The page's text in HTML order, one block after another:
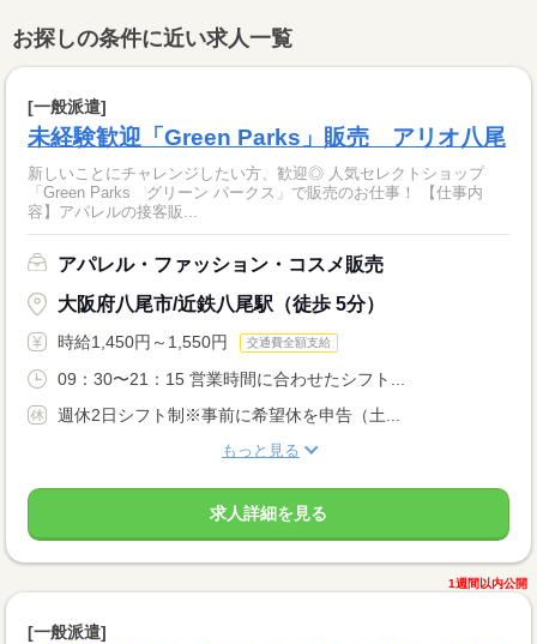
お探しの条件に近い求人一覧
[一般派遣]
未経験歓迎「Green Parks」販売 アリオ八尾
新しいことにチャレンジしたい方、歓迎◎ 人気セレクトショップ
「Green Parks グリーン パークス」で販売のお仕事！ 【仕事内
容】アパレルの接客販...
アパレル・ファッション・コスメ販売
大阪府八尾市/近鉄八尾駅（徒歩 5分）
時給1,450円～1,550円 交通費全額支給
09：30〜21：15 営業時間に合わせたシフト...
週休2日シフト制※事前に希望休を申告（土...
もっと見る
求人詳細を見る
1週間以内公開
[一般派遣]